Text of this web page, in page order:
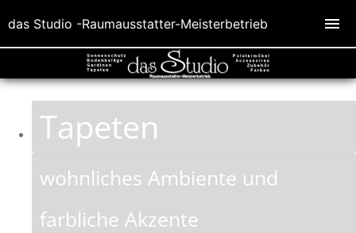
Tapeten
wohnliches Ambiente und
farbliche Akzente
das Studio -Raumausstatter-Meisterbetrieb